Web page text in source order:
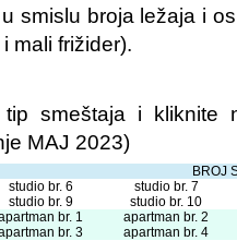
smislu broja ležaja i
mali frižider).
tip smeštaja i kliknite
MAJ 2023)
BROJ
studio br. 6
studio br. 7
studio br. 9
studio br. 10
br. 1
apartman br. 2
br. 3
apartman br. 4